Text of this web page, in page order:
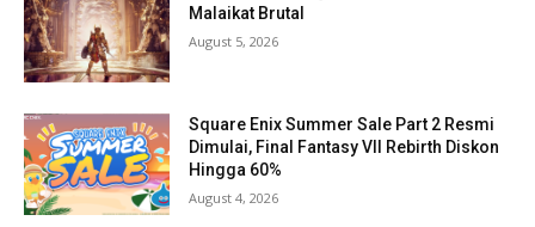
Malaikat Brutal
August 5, 2026
Square Enix Summer Sale Part 2 Resmi
Dimulai, Final Fantasy VII Rebirth Diskon
Hingga 60%
August 4, 2026